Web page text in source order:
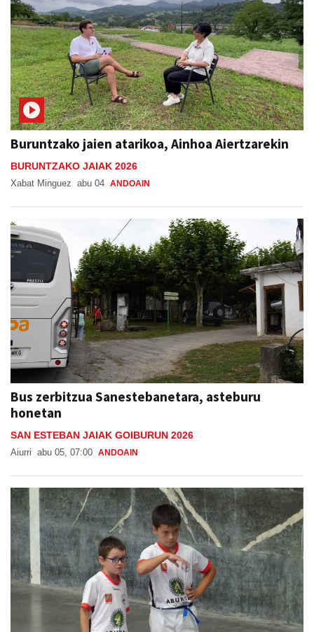
Buruntzako jaien atarikoa, Ainhoa Aiertzarekin
BURUNTZAKO JAIAK 2026
Xabat Minguez abu 04 ANDOAIN
Bus zerbitzua Sanestebanetara, asteburu
honetan
SAN ESTEBAN JAIAK GOIBURUN 2026
Aiurri abu 05, 07:00 ANDOAIN